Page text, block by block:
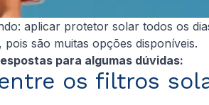
aplicar protetor solar todos os
são muitas opções disponíveis.
para algumas dúvidas:
os filtros